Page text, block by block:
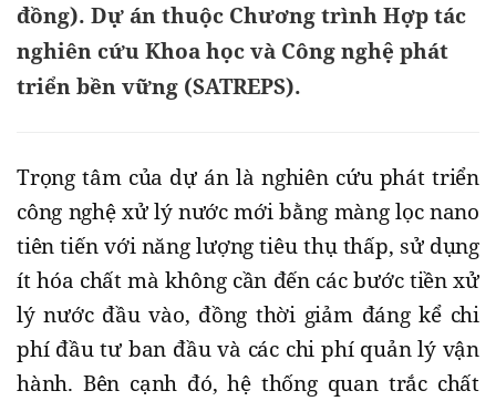
đồng). Dự án thuộc Chương trình Hợp tác
nghiên cứu Khoa học và Công nghệ phát
triển bền vững (SATREPS).
Trọng tâm của dự án là nghiên cứu phát triển
công nghệ xử lý nước mới bằng màng lọc nano
tiên tiến với năng lượng tiêu thụ thấp, sử dụng
ít hóa chất mà không cần đến các bước tiền xử
lý nước đầu vào, đồng thời giảm đáng kể chi
phí đầu tư ban đầu và các chi phí quản lý vận
hành. Bên cạnh đó, hệ thống quan trắc chất